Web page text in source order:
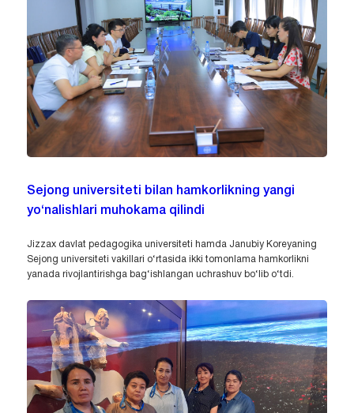
Sejong universiteti bilan hamkorlikning yangi
yo‘nalishlari muhokama qilindi
Jizzax davlat pedagogika universiteti hamda Janubiy Koreyaning
Sejong universiteti vakillari o‘rtasida ikki tomonlama hamkorlikni
yanada rivojlantirishga bag‘ishlangan uchrashuv bo‘lib o‘tdi.